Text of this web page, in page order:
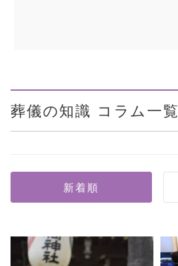
葬儀の知識 コラム一覧